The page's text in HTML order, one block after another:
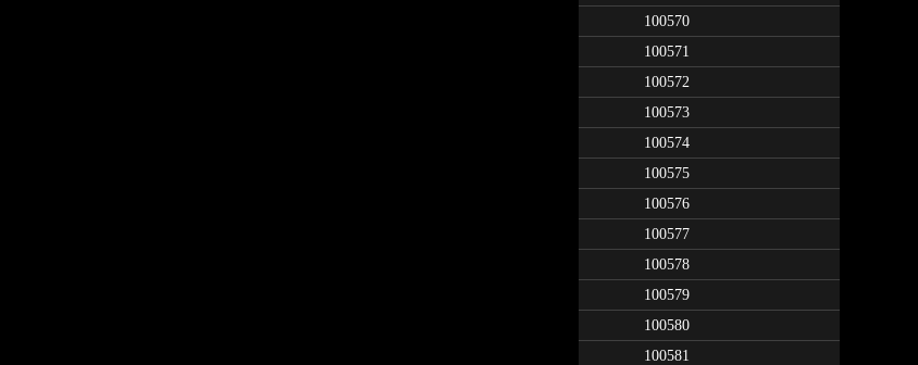
100570
100571
100572
100573
100574
100575
100576
100577
100578
100579
100580
100581